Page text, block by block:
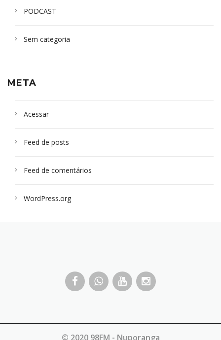
PODCAST
Sem categoria
META
Acessar
Feed de posts
Feed de comentários
WordPress.org
© 2020 98FM - Nuporanga